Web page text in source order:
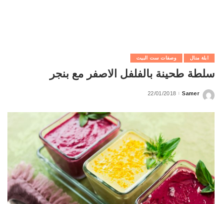
ابلة منال وصفات ست البيت
سلطة طحينة بالفلفل الاصفر مع بنجر
Posted
Samer
22/01/2018